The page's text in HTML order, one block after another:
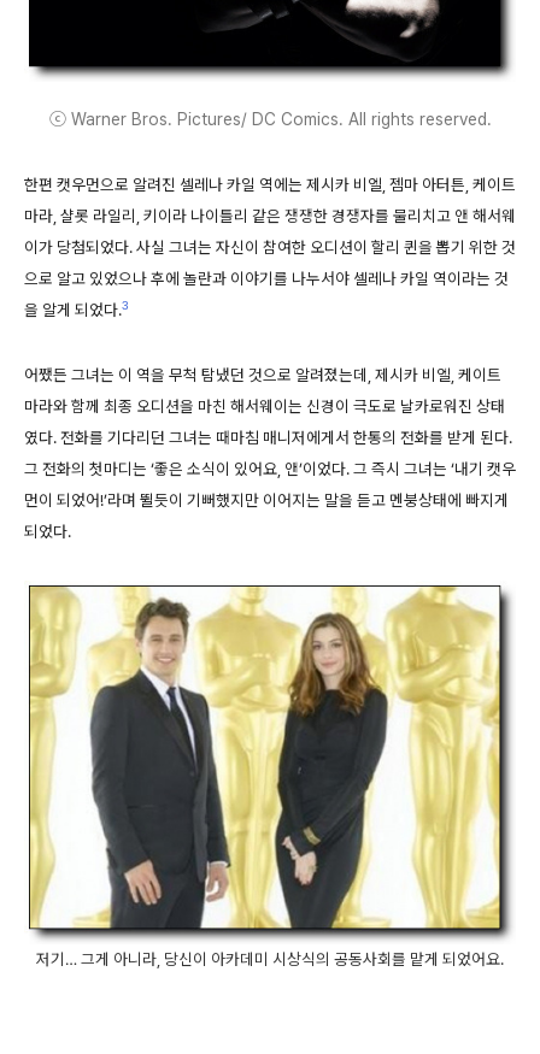
ⓒ Warner Bros. Pictures/ DC Comics. All rights reserved.
한편 캣우먼으로 알려진 셀레나 카일 역에는 제시카 비엘, 젬마 아터튼, 케이트
마라, 샬롯 라일리, 키이라 나이틀리 같은 쟁쟁한 경쟁자를 물리치고 앤 해서웨
이가 당첨되었다. 사실 그녀는 자신이 참여한 오디션이 할리 퀸을 뽑기 위한 것
으로 알고 있었으나 후에 놀란과 이야기를 나누서야 셀레나 카일 역이라는 것
을 알게 되었다.3
어쨌든 그녀는 이 역을 무척 탐냈던 것으로 알려졌는데, 제시카 비엘, 케이트
마라와 함께 최종 오디션을 마친 해서웨이는 신경이 극도로 날카로워진 상태
였다. 전화를 기다리던 그녀는 때마침 매니저에게서 한통의 전화를 받게 된다.
그 전화의 첫마디는 ‘좋은 소식이 있어요, 앤’이었다. 그 즉시 그녀는 ‘내기 캣우
먼이 되었어!’라며 뛸듯이 기뻐했지만 이어지는 말을 듣고 멘붕상태에 빠지게
되었다.
저기… 그게 아니라, 당신이 아카데미 시상식의 공동사회를 맡게 되었어요.